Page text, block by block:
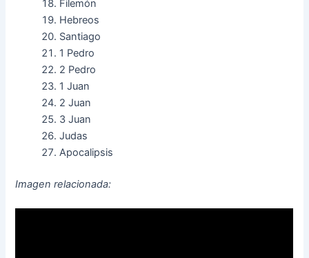
Filemón
Hebreos
Santiago
1 Pedro
2 Pedro
1 Juan
2 Juan
3 Juan
Judas
Apocalipsis
Imagen relacionada: